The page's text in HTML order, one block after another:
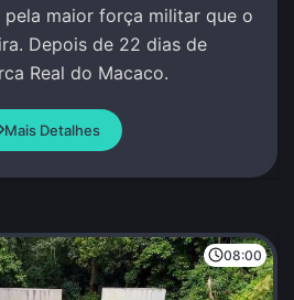
pela maior força militar que o
Depois de 22 dias de
Real do Macaco.
Mais Detalhes
08:00